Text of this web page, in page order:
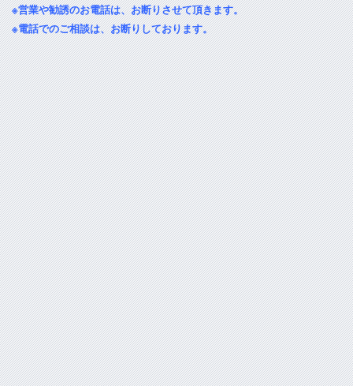
※営業や勧誘のお電話は、お断りさせて頂きます。
※電話でのご相談は、お断りしております。